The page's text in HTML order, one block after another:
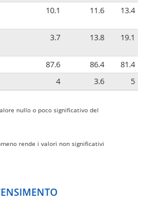
10.1 11.6 13.4
3.7 13.8 19.1
87.6 86.4
81.4
4 3.6 5
nullo o poco significativo del
rende i valori non significativi